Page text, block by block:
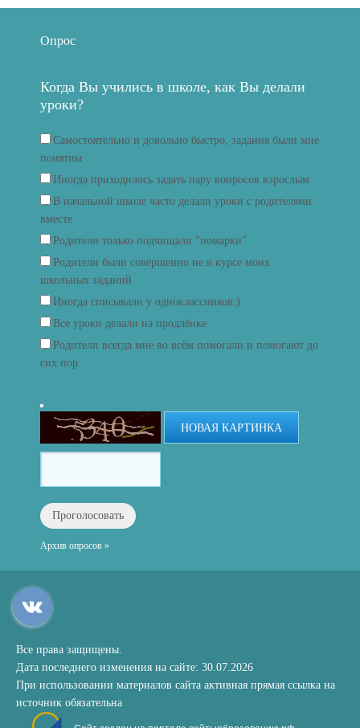
Опрос
Когда Вы учились в школе, как Вы делали
уроки?
Самостоятельно и довольно быстро, задания были мне
понятны
Иногда приходилось задать пару вопросов взрослым
В начальной школе часто делали уроки с родителями
вместе
Родители только подчищали "помарки"
Родители были совершенно не в курсе моих
школьных заданий
Иногда списывали у одноклассников:)
Все уроки делали на продлёнке
Родители всегда мне во всём помогали и помогают до
сих пор
НОВАЯ КАРТИНКА
Архив опросов »
Все права защищены.
Дата последнего изменения на сайте: 30.07.2026
При использовании материалов сайта активная прямая ссылка на
источник обязательна